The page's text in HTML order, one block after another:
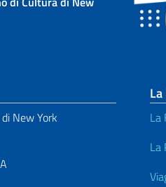
New York
La
La